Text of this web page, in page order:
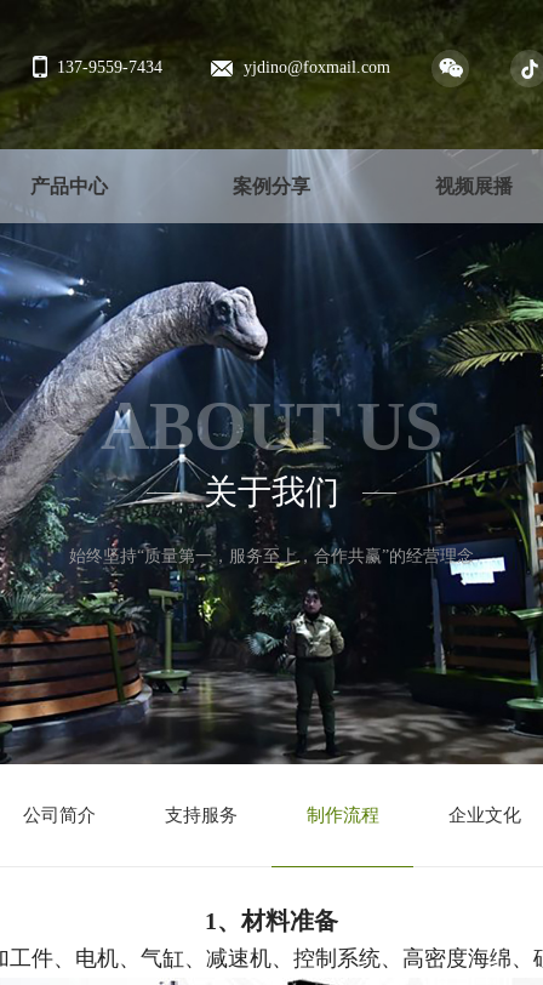
137-9559-7434 yjdino@foxmail.com
产品中心 案例分享 视频展播
ABOUT US
—— 关于我们 ——
始终坚持“质量第一，服务至上，合作共赢”的经营理念
公司简介 支持服务 制作流程 企业文化
1、材料准备
工件、电机、气缸、减速机、控制系统、高密度海绵、